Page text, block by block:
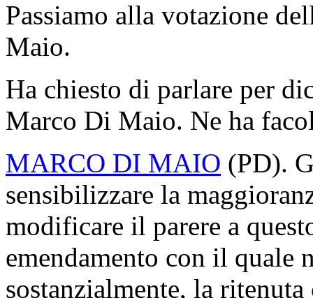
Passiamo alla votazione
Maio.
Ha chiesto di parlare per
Marco Di Maio. Ne ha
MARCO DI MAIO (PD).
sensibilizzare la
modificare il parere a
emendamento con il quale
sostanzialmente, la